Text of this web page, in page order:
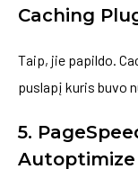
Caching
Taip, jie papildo.
puslapį kuris buvo
5.
Autoptimize